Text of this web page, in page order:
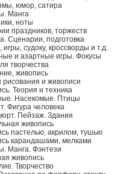
юмор, сатира
Манга
ноты
праздников, торжеств
Сценарии, подготовка
игры, судоку, кроссворды и т.д.
и азартные игры. Фокусы
творчества
живопись
и живописи
Теория и техника
Насекомые. Птицы
Фигура человека
Пейзаж. Здания
живопись
пастелью, акрилом, тушью
карандашами, мелками
Манга. Фэнтези
живопись
Творчество